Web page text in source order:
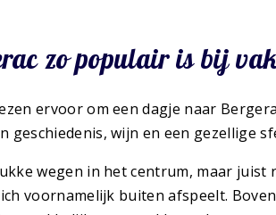
zo populair is bij
ervoor om een dagje naar
geschiedenis, wijn en een gezellige
wegen in het centrum, maar juist
voornamelijk buiten afspeelt.